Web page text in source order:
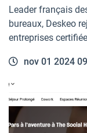
Leader français
bureaux, Deskeo
entreprises
nov 01 2024